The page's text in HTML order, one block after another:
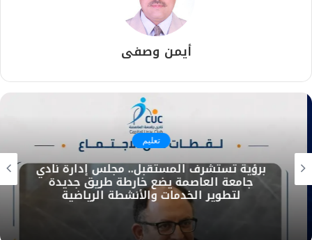
أيمن وصفى
تعليم
برؤية تستشرف المستقبل.. مجلس إدارة نادي
جامعة العاصمة يضع خارطة طريق جديدة
لتطوير الخدمات والأنشطة الرياضية